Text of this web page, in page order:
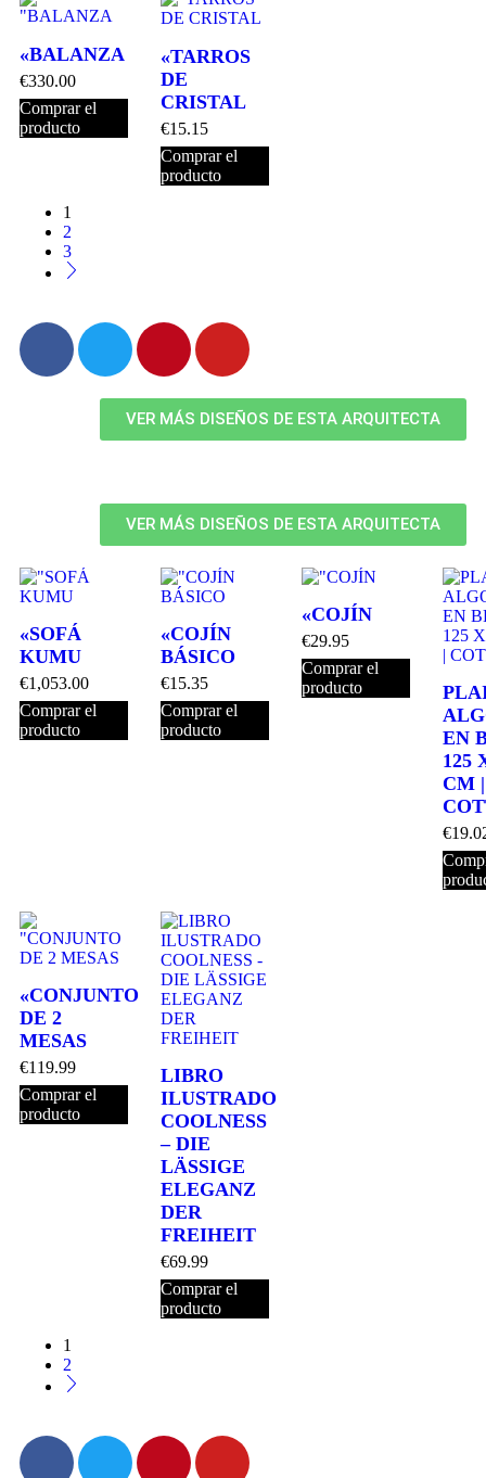
«BALANZA
€330.00
Comprar el
producto
«TARROS
DE
CRISTAL
€15.15
Comprar el
producto
1
2
3
VER MÁS DISEÑOS DE ESTA ARQUITECTA
VER MÁS DISEÑOS DE ESTA ARQUITECTA
«SOFÁ
KUMU
€1,053.00
Comprar el
producto
«COJÍN
BÁSICO
€15.35
Comprar el
producto
«COJÍN
€29.95
Comprar el
producto
EN
125
CM |
€
«CONJUNTO
DE 2
MESAS
€119.99
Comprar el
producto
LIBRO
ILUSTRADO
COOLNESS
– DIE
LÄSSIGE
ELEGANZ
DER
FREIHEIT
€69.99
Comprar el
producto
1
2